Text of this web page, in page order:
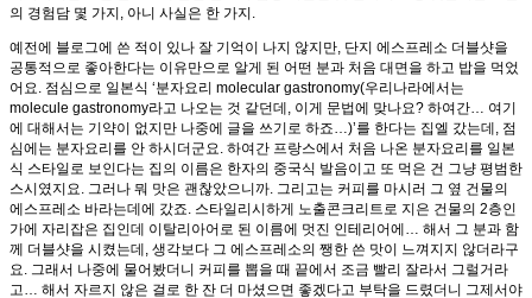
의 경험담 몇 가지, 아니 사실은 한 가지.
예전에 블로그에 쓴 적이 있나 잘 기억이 나지 않지만, 단지 에스프레소 더블샷을
공통적으로 좋아한다는 이유만으로 알게 된 어떤 분과 처음 대면을 하고 밥을 먹었
어요. 점심으로 일본식 ‘분자요리 molecular gastronomy(우리나라에서는
molecule gastronomy라고 나오는 것 같던데, 이게 문법에 맞나요? 하여간… 여기
에 대해서는 기약이 없지만 나중에 글을 쓰기로 하죠…)’를 한다는 집엘 갔는데, 점
심에는 분자요리를 안 하시더군요. 하여간 프랑스에서 처음 나온 분자요리를 일본
식 스타일로 보인다는 집의 이름은 한자의 중국식 발음이고 또 먹은 건 그냥 평범한
스시였지요. 그러나 뭐 맛은 괜찮았으니까. 그리고는 커피를 마시러 그 옆 건물의
에스프레소 바라는데에 갔죠. 스타일리시하게 노출콘크리트로 지은 건물의 2층인
가에 자리잡은 집인데 이탈리아어로 된 이름에 멋진 인테리어에… 해서 그 분과 함
께 더블샷을 시켰는데, 생각보다 그 에스프레소의 쨍한 쓴 맛이 느껴지지 않더라구
요. 그래서 나중에 물어봤더니 커피를 뽑을 때 끝에서 조금 빨리 잘라서 그럴거라
고… 해서 자르지 않은 걸로 한 잔 더 마셨으면 좋겠다고 부탁을 드렸더니 그제서야